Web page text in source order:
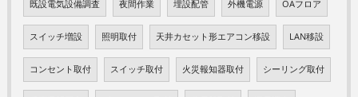
既設電気設備調査 夜間作業 埋設配管 外機電源 OAフロア
スイッチ増設 照明取付 天井カセット形エアコン移設 LAN移設
コンセント取付 スイッチ取付 火災報知器取付 シーリング取付